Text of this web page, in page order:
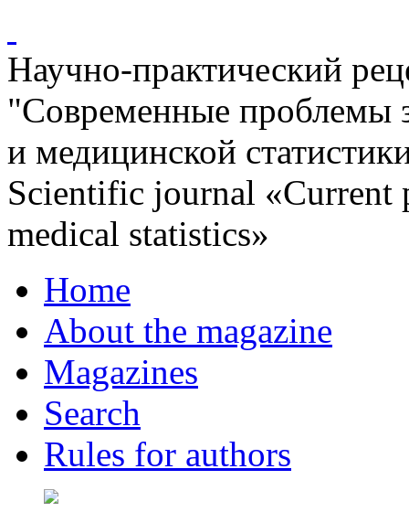
Научно-практический
"Современные проблемы
и медицинской
Scientific journal «Current
medical statistics»
Home
About the magazine
Magazines
Search
Rules for authors